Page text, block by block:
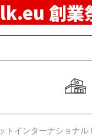
創業
トインターナショナル